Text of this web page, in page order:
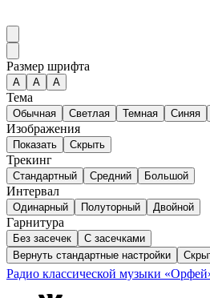
Размер шрифта
А A A
Тема
Обычная Светлая Темная Синяя
Изображения
Показать Скрыть
Трекинг
Стандартный Средний Большой
Интервал
Одинарный Полуторный Двойной
Гарнитура
Без засечек
С засечками
Вернуть стандартные настройки
Радио классической музыки